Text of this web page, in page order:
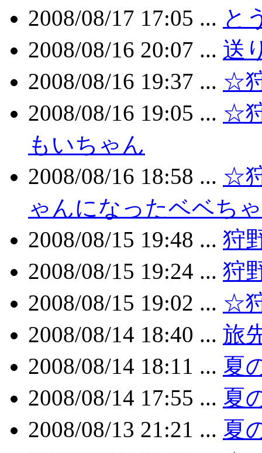
2008/08/17 17:05 ... と
2008/08/16 20:07 ... 送
2008/08/16 19:37 ... ☆
2008/08/16 19:05 ... ☆
もいちゃん
2008/08/16 18:58 ... ☆
ゃんになったベベち
2008/08/15 19:48 ... 狩
2008/08/15 19:24 ... 狩
2008/08/15 19:02 ... ☆
2008/08/14 18:40 ... 旅
2008/08/14 18:11 ... 夏
2008/08/14 17:55 ... 夏
2008/08/13 21:21 ... 夏